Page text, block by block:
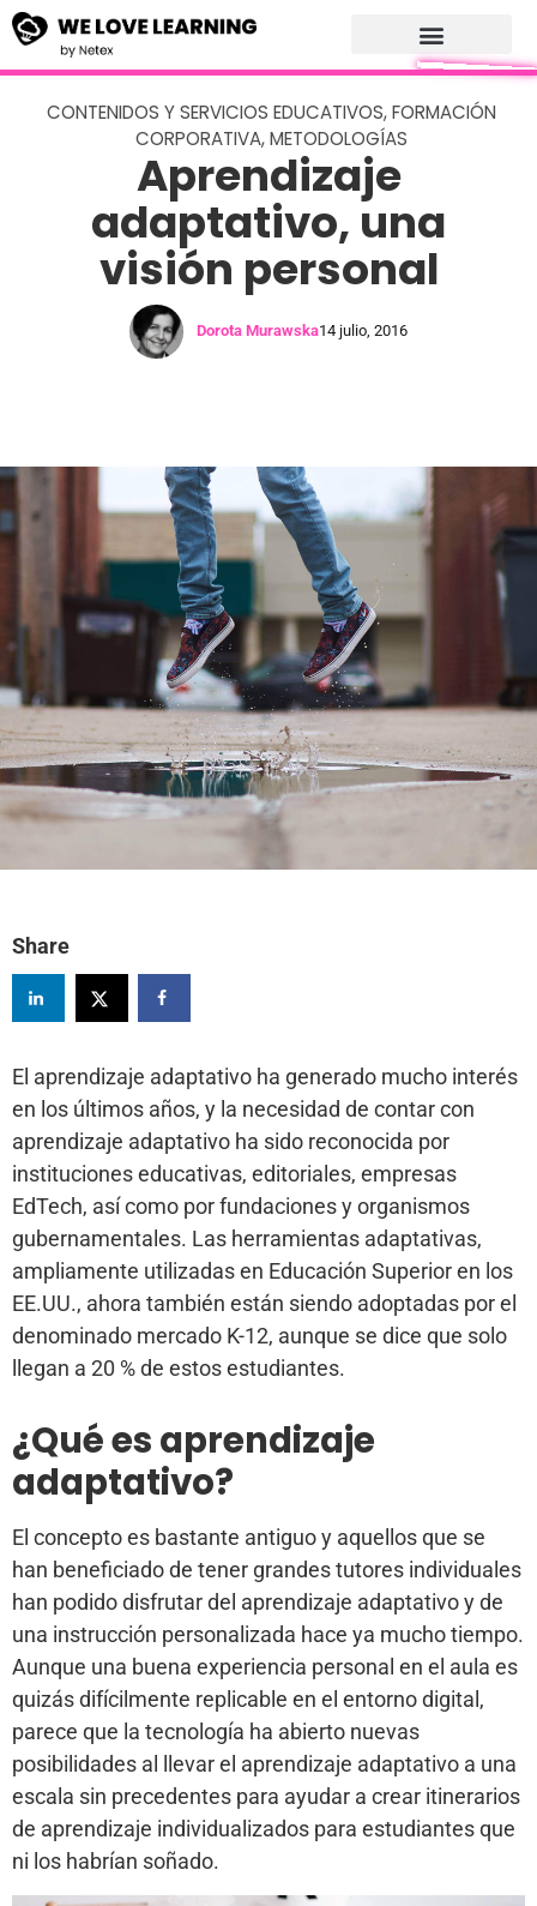
CONTENIDOS Y SERVICIOS EDUCATIVOS,FORMACIÓN
CORPORATIVA,METODOLOGÍAS
Aprendizaje
adaptativo, una
visión personal
Dorota Murawska14 julio, 2016
Share
El aprendizaje adaptativo ha generado mucho interés
en los últimos años, y la necesidad de contar con
aprendizaje adaptativo ha sido reconocida por
instituciones educativas, editoriales, empresas
EdTech, así como por fundaciones y organismos
gubernamentales. Las herramientas adaptativas,
ampliamente utilizadas en Educación Superior en los
EE.UU., ahora también están siendo adoptadas por el
denominado mercado K-12, aunque se dice que solo
llegan a 20 % de estos estudiantes.
¿Qué es aprendizaje
adaptativo?
El concepto es bastante antiguo y aquellos que se
han beneficiado de tener grandes tutores individuales
han podido disfrutar del aprendizaje adaptativo y de
una instrucción personalizada hace ya mucho tiempo.
Aunque una buena experiencia personal en el aula es
quizás difícilmente replicable en el entorno digital,
parece que la tecnología ha abierto nuevas
posibilidades al llevar el aprendizaje adaptativo a una
escala sin precedentes para ayudar a crear itinerarios
de aprendizaje individualizados para estudiantes que
ni los habrían soñado.